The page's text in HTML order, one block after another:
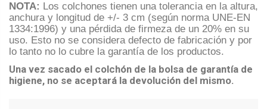
NOTA: Los colchones tienen una tolerancia en la altura,
anchura y longitud de +/- 3 cm (según norma UNE-EN
1334:1996) y una pérdida de firmeza de un 20% en su
uso. Esto no se considera defecto de fabricación y por
lo tanto no lo cubre la garantía de los productos.
Una vez sacado el colchón de la bolsa de garantía de
higiene, no se aceptará la devolución del mismo.